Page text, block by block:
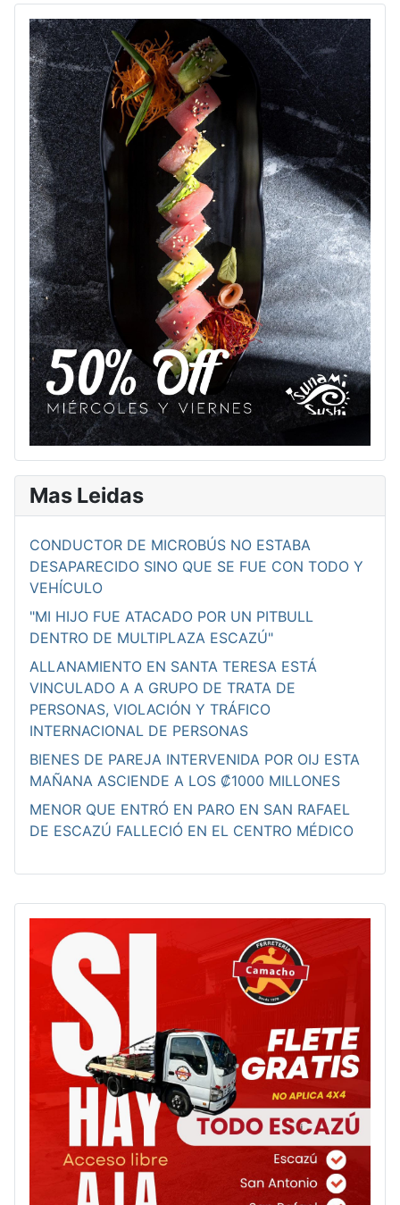
Mas Leidas
CONDUCTOR DE MICROBÚS NO ESTABA
DESAPARECIDO SINO QUE SE FUE CON TODO Y
VEHÍCULO
"MI HIJO FUE ATACADO POR UN PITBULL
DENTRO DE MULTIPLAZA ESCAZÚ"
ALLANAMIENTO EN SANTA TERESA ESTÁ
VINCULADO A A GRUPO DE TRATA DE
PERSONAS, VIOLACIÓN Y TRÁFICO
INTERNACIONAL DE PERSONAS
BIENES DE PAREJA INTERVENIDA POR OIJ ESTA
MAÑANA ASCIENDE A LOS ₡1000 MILLONES
MENOR QUE ENTRÓ EN PARO EN SAN RAFAEL
DE ESCAZÚ FALLECIÓ EN EL CENTRO MÉDICO